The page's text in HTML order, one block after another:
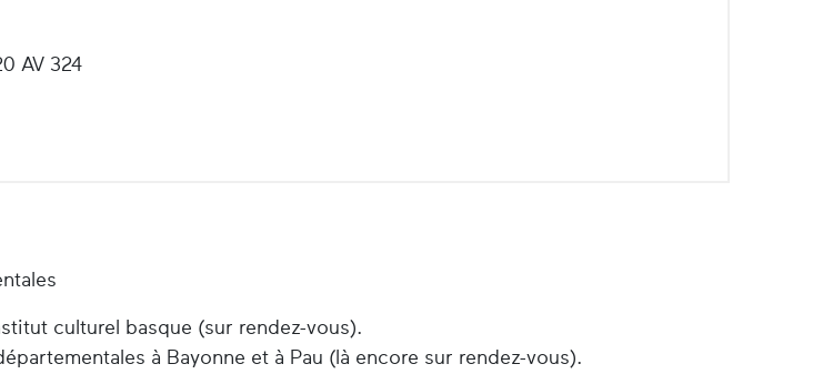
AV 324
culturel basque (sur rendez-vous).
à Bayonne et à Pau (là encore sur rendez-vous).